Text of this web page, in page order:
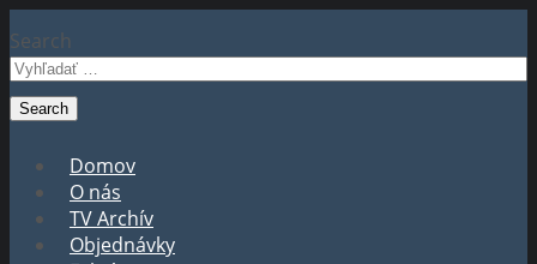
Search
Domov
O nás
TV Archív
Objednávky